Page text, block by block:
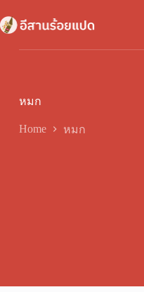
to
content
หมก
Home หมก